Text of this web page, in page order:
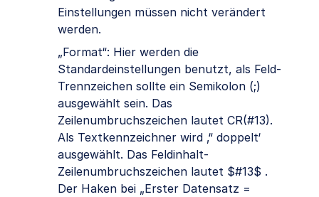
Einstellungen müssen nicht verändert
werden.
„Format“: Hier werden die
Standardeinstellungen benutzt, als Feld-
Trennzeichen sollte ein Semikolon (;)
ausgewählt sein. Das
Zeilenumbruchszeichen lautet CR(#13).
Als Textkennzeichner wird ‚“ doppelt‘
ausgewählt. Das Feldinhalt-
Zeilenumbruchszeichen lautet $#13$ .
Der Haken bei „Erster Datensatz =